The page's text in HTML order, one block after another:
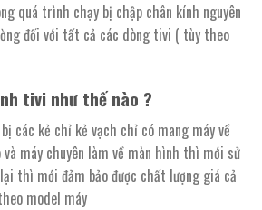
quá trình chạy bị chập chân kính nguyên
đối với tất cả các dòng tivi ( tùy theo
tivi như thế nào ?
các kẻ chỉ kẻ vạch chỉ có mang máy về
máy chuyên làm về màn hình thì mới sử
thì mới đảm bảo được chất lượng giá cả
model máy